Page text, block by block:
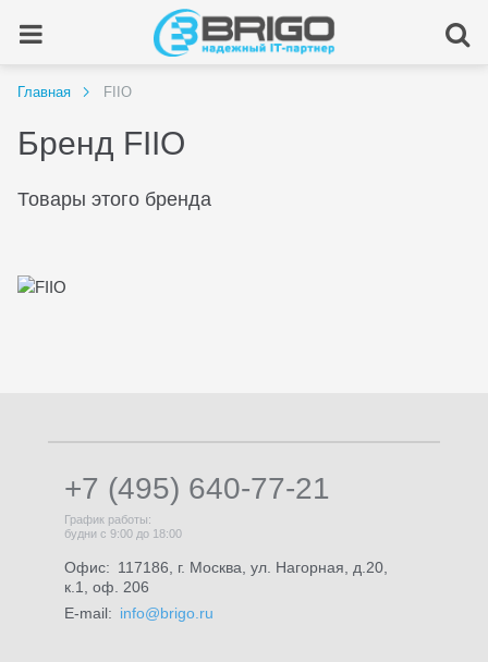
Главная FIIO
Бренд FIIO
Товары этого бренда
+7 (495) 640-77-21
График работы:
будни с 9:00 до 18:00
Офис: 117186, г. Москва, ул. Нагорная, д.20,
к.1, оф. 206
E-mail: info@brigo.ru